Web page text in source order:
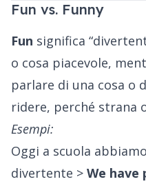
Fun vs. Funny
Fun significa
o cosa piacevole,
parlare di una cosa o
ridere, perché strana
Esempi:
Oggi a scuola
divertente > We have